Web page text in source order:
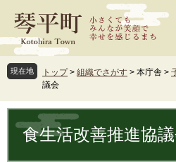
ジ
先
頭
す
ュ
を
飛
し
現在地 トップ > 組織でさがす > 本庁舎 >
議会
文 食生活改善推進協